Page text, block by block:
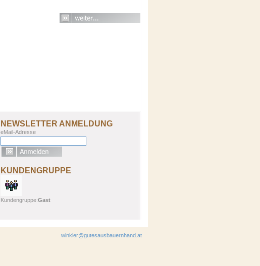
NEWSLETTER ANMELDUNG
eMail-Adresse
KUNDENGRUPPE
Kundengruppe:Gast
winkler@gutesausbauernhand.at